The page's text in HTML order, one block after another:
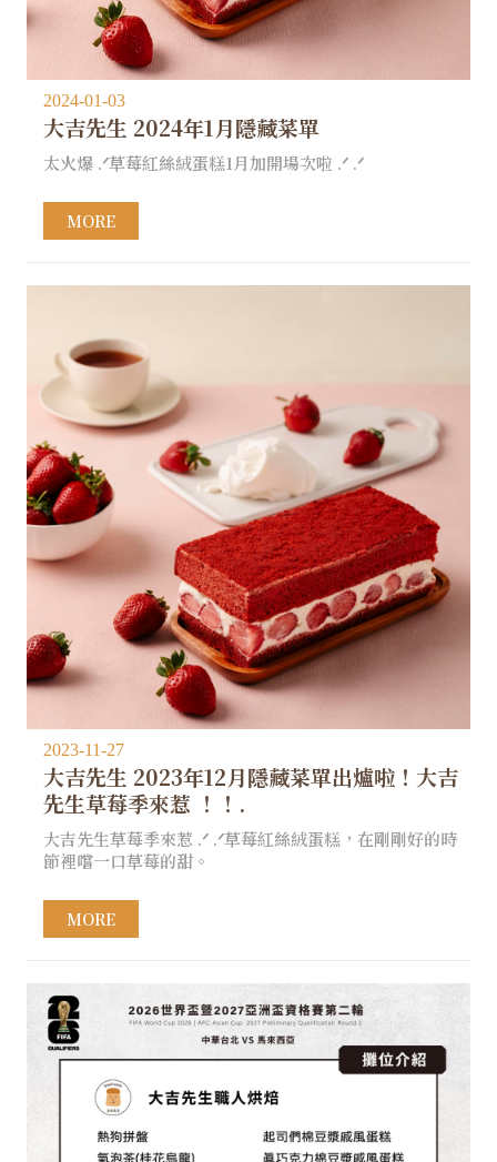
2024-01-03
大吉先生 2024年1月隱藏菜單
太火爆 .ᐟ草莓紅絲絨蛋糕1月加開場次啦 .ᐟ .ᐟ
MORE
2023-11-27
大吉先生 2023年12月隱藏菜單出爐啦！大吉
先生草莓季來惹 ！！.
大吉先生草莓季來惹 .ᐟ .ᐟ草莓紅絲絨蛋糕，在剛剛好的時
節裡嚐一口草莓的甜。
MORE